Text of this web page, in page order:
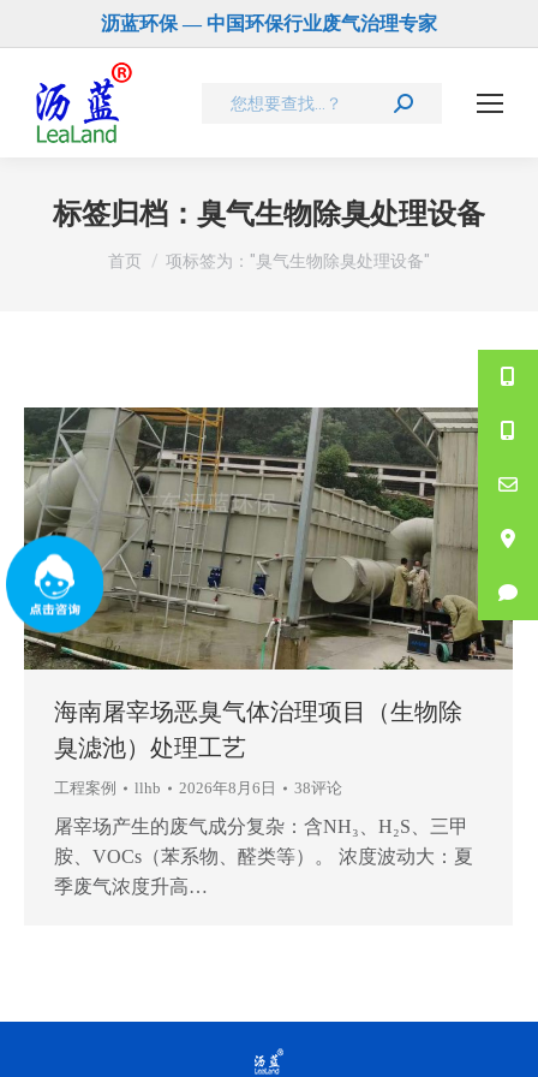
沥蓝环保 — 中国环保行业废气治理专家
Search:
标签归档： 臭气生物除臭处理设备
您在这里：
首页 项标签为："臭气生物除臭处理设备"
海南屠宰场恶臭气体治理项目（生物除
臭滤池）处理工艺
工程案例 llhb 2026年8月6日 38评论
屠宰场产生的废气成分复杂：含NH₃、H₂S、三甲
胺、VOCs（苯系物、醛类等）。 浓度波动大：夏
季废气浓度升高…